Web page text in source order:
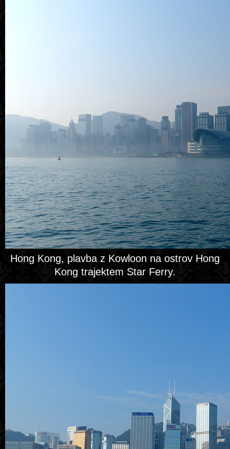
Hong Kong, plavba z Kowloon na ostrov Hong
Kong trajektem Star Ferry.